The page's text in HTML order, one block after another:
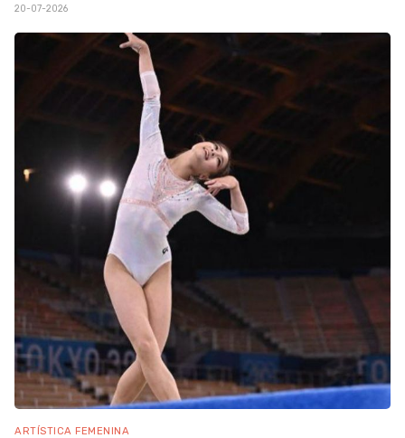
20-07-2026
ARTÍSTICA FEMENINA